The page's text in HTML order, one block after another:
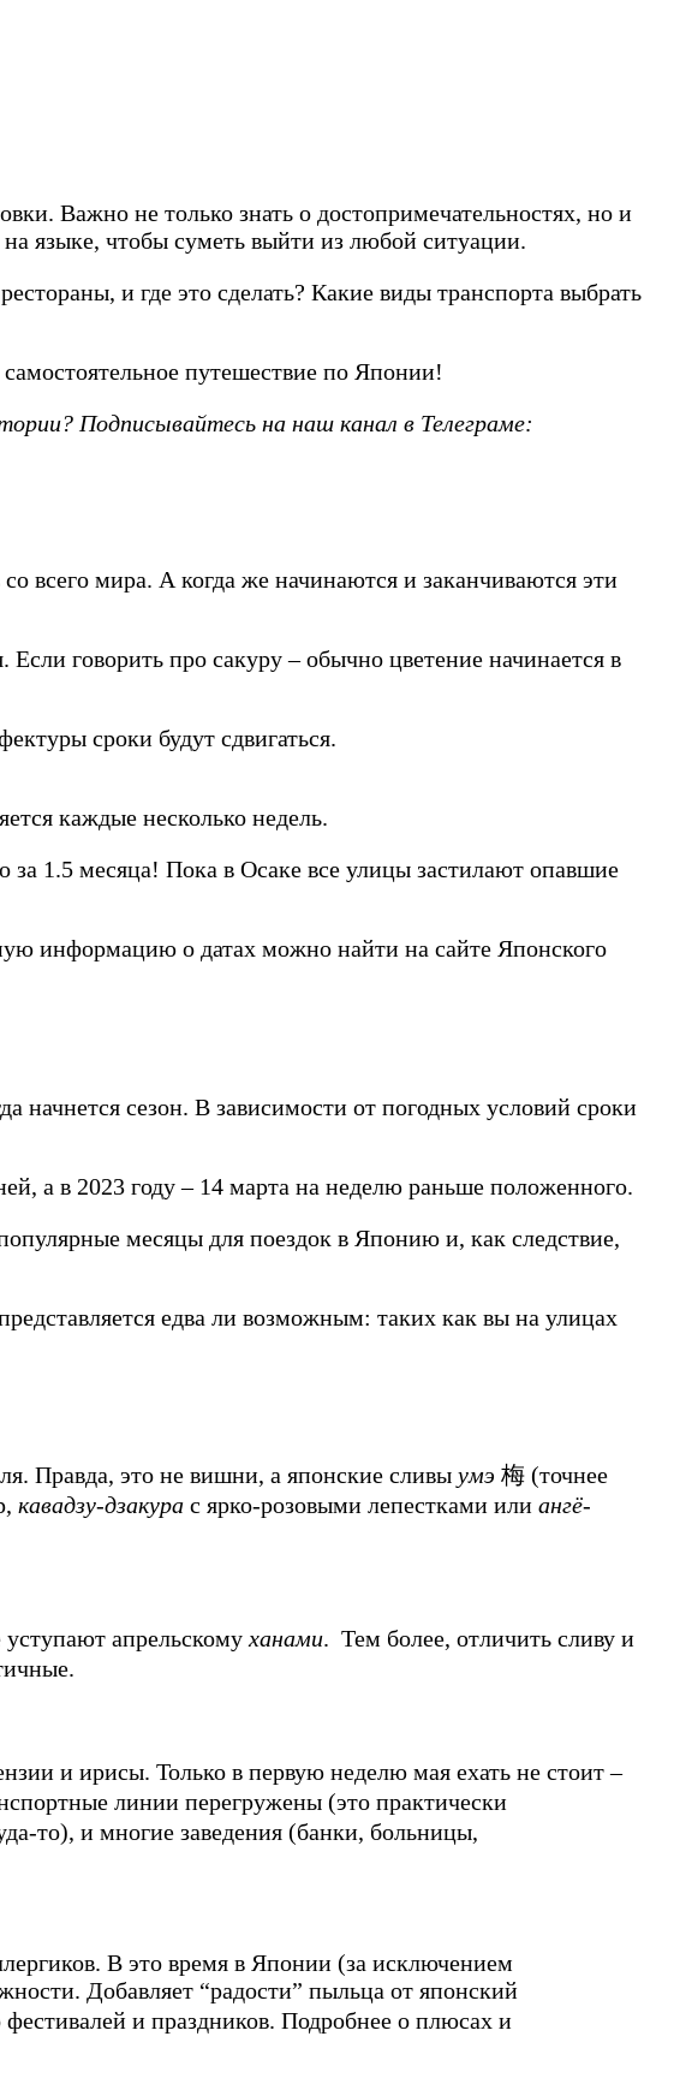
Важно не только знать о достопримечательностях, но и
языке, чтобы суметь выйти из любой ситуации.
и где это сделать? Какие виды транспорта выбрать
путешествие по Японии!
Подписывайтесь на наш канал в Телеграме:
всего мира. А когда же начинаются и заканчиваются эти
говорить про сакуру – обычно цветение начинается в
сроки будут сдвигаться.
каждые несколько недель.
за 1.5 месяца! Пока в Осаке все улицы застилают опавшие
информацию о датах можно найти на сайте Японского
начнется сезон. В зависимости от погодных условий сроки
а в 2023 году – 14 марта на неделю раньше положенного.
месяцы для поездок в Японию и, как следствие,
едва ли возможным: таких как вы на улицах
. Правда, это не вишни, а японские сливы умэ 梅 (точнее
кавадзу-дзакура с ярко-розовыми лепестками или ангё-
апрельскому ханами. Тем более, отличить сливу и
и ирисы. Только в первую неделю мая ехать не стоит –
линии перегружены (это практически
то), и многие заведения (банки, больницы,
В это время в Японии (за исключением
Добавляет “радости” пыльца от японский
и праздников. Подробнее о плюсах и